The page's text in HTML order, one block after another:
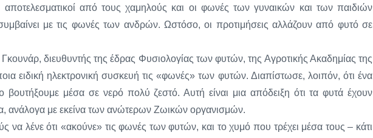
αποτελεσματικοί από τους χαμηλούς και οι φωνές των γυναικών και των παιδιών
με τις φωνές των ανδρών. Ωστόσο, οι προτιμήσεις αλλάζουν από φυτό σε
διευθυντής της έδρας Φυσιολογίας των φυτών, της Αγροτικής Ακαδημίας της
ειδική ηλεκτρονική συσκευή τις «φωνές» των φυτών. Διαπίστωσε, λοιπόν, ότι ένα
βουτήξουμε μέσα σε νερό πολύ ζεστό. Αυτή είναι μια απόδειξη ότι τα φυτά έχουν
ανάλογα με εκείνα των ανώτερων Ζωικών οργανισμών.
να λένε ότι «ακούνε» τις φωνές των φυτών, και το χυμό που τρέχει μέσα τους – κάτι